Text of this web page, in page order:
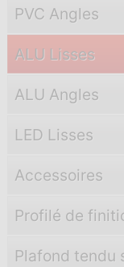
PVC Angles
ALU Lisses
ALU Angles
LED Lisses
Accessoires
Profilé de
Plafond tendu